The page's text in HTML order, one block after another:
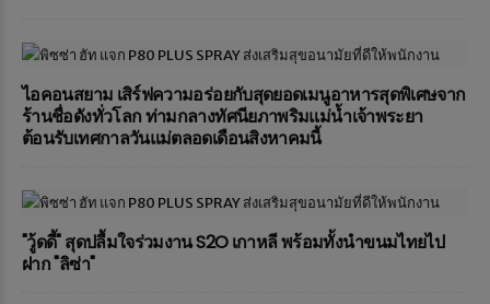
ไอคอนสยาม เสิร์ฟความอร่อยกับสุดยอดเมนูอาหารสุดพิเศษจาก
ร้านชื่อดังทั่วโลก ท่ามกลางทัศนียภาพริมแม่น้ำเจ้าพระยา
ต้อนรับเทศกาลวันแม่ตลอดเดือนสิงหาคมนี้
"วู้ดดี้" สุดปลื้มใจร่วมงาน S2O เกาหลี พร้อมทั้งนำขนมไทยไป
ฝาก "ลิซ่า"